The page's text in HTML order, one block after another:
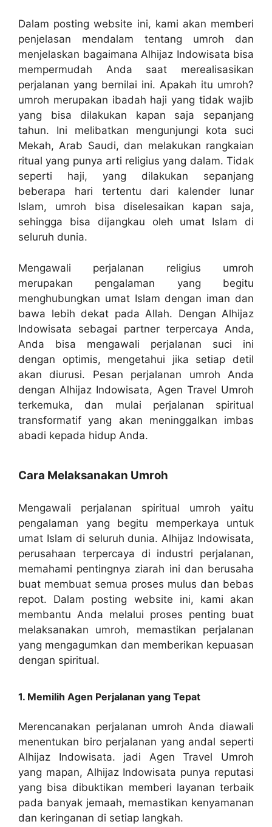
Dalam posting website ini, kami akan memberi
penjelasan mendalam tentang umroh dan
menjelaskan bagaimana Alhijaz Indowisata bisa
mempermudah Anda saat merealisasikan
perjalanan yang bernilai ini. Apakah itu umroh?
umroh merupakan ibadah haji yang tidak wajib
yang bisa dilakukan kapan saja sepanjang
tahun. Ini melibatkan mengunjungi kota suci
Mekah, Arab Saudi, dan melakukan rangkaian
ritual yang punya arti religius yang dalam. Tidak
seperti haji, yang dilakukan sepanjang
beberapa hari tertentu dari kalender lunar
Islam, umroh bisa diselesaikan kapan saja,
sehingga bisa dijangkau oleh umat Islam di
seluruh dunia.
Mengawali perjalanan religius umroh
merupakan pengalaman yang begitu
menghubungkan umat Islam dengan iman dan
bawa lebih dekat pada Allah. Dengan Alhijaz
Indowisata sebagai partner terpercaya Anda,
Anda bisa mengawali perjalanan suci ini
dengan optimis, mengetahui jika setiap detil
akan diurusi. Pesan perjalanan umroh Anda
dengan Alhijaz Indowisata, Agen Travel Umroh
terkemuka, dan mulai perjalanan spiritual
transformatif yang akan meninggalkan imbas
abadi kepada hidup Anda.
Cara Melaksanakan Umroh
Mengawali perjalanan spiritual umroh yaitu
pengalaman yang begitu memperkaya untuk
umat Islam di seluruh dunia. Alhijaz Indowisata,
perusahaan terpercaya di industri perjalanan,
memahami pentingnya ziarah ini dan berusaha
buat membuat semua proses mulus dan bebas
repot. Dalam posting website ini, kami akan
membantu Anda melalui proses penting buat
melaksanakan umroh, memastikan perjalanan
yang mengagumkan dan memberikan kepuasan
dengan spiritual.
1. Memilih Agen Perjalanan yang Tepat
Merencanakan perjalanan umroh Anda diawali
menentukan biro perjalanan yang andal seperti
Alhijaz Indowisata. jadi Agen Travel Umroh
yang mapan, Alhijaz Indowisata punya reputasi
yang bisa dibuktikan memberi layanan terbaik
pada banyak jemaah, memastikan kenyamanan
dan keringanan di setiap langkah.